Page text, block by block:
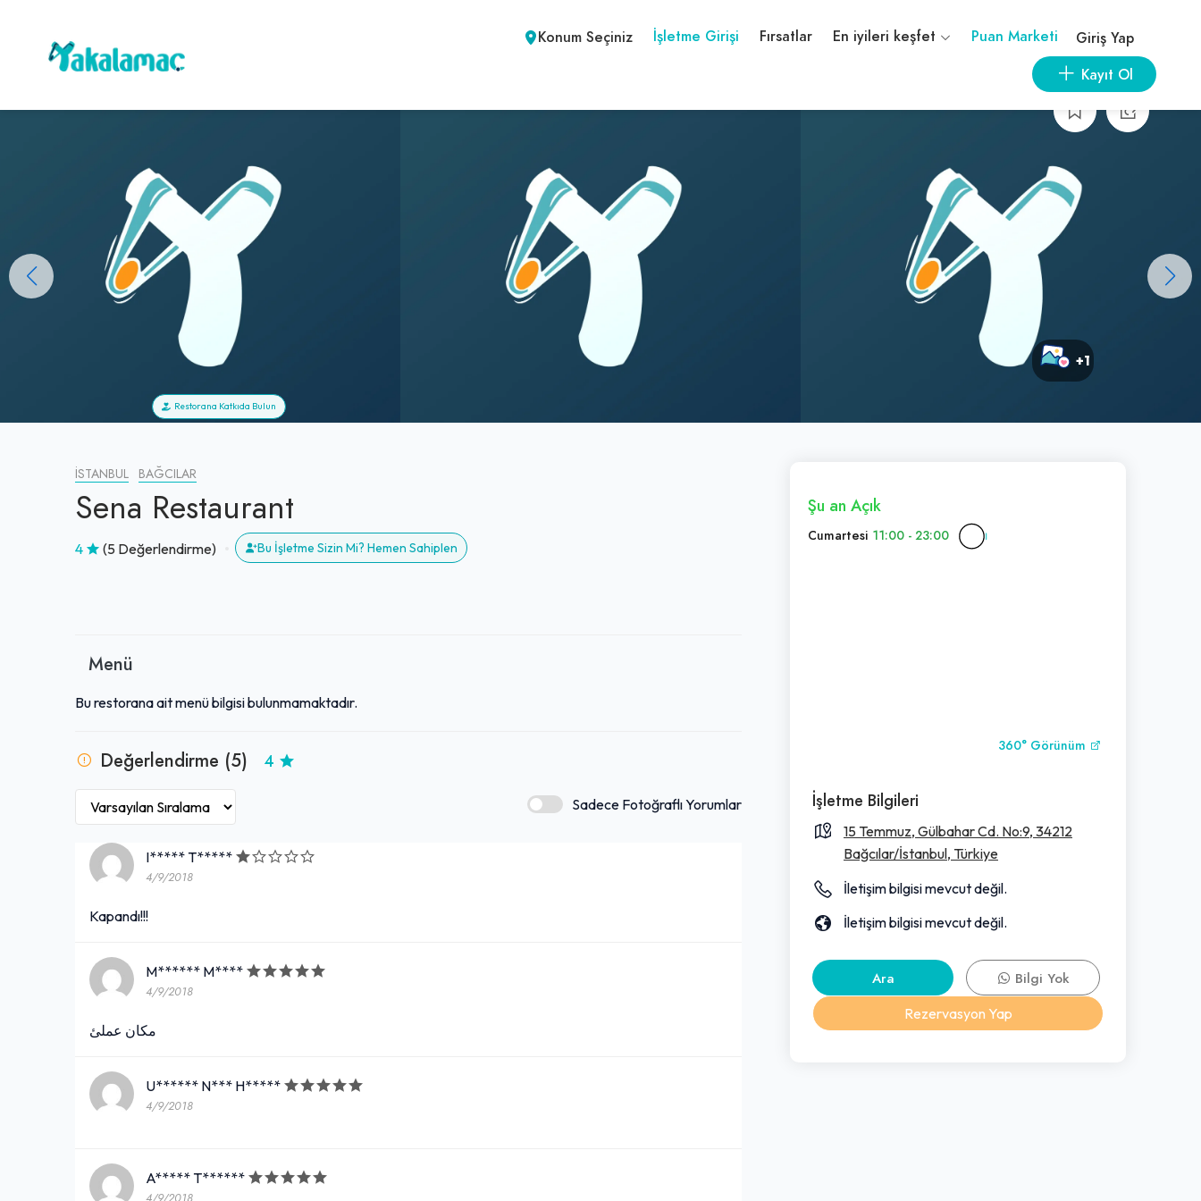
Konum Seçiniz İşletme Girişi Fırsatlar En iyileri keşfet Puan Marketi
Giriş Yap
Kayıt Ol
+1
Restorana Katkıda Bulun
İSTANBUL BAĞCILAR
Sena Restaurant
4 (5 Değerlendirme) Bu İşletme Sizin Mi? Hemen Sahiplen
Menü
Bu restorana ait menü bilgisi bulunmamaktadır.
Değerlendirme (5) 4
Sadece Fotoğraflı Yorumlar
I***** T*****
4/9/2018
Kapandı!!!
M****** M****
4/9/2018
مكان عملئ
U****** N*** H*****
4/9/2018
A***** T******
Şu an Açık
Cumartesi 11:00 - 23:00
360° Görünüm
İşletme Bilgileri
15 Temmuz, Gülbahar Cd. No:9, 34212
Bağcılar/İstanbul, Türkiye
İletişim bilgisi mevcut değil.
İletişim bilgisi mevcut değil.
Ara
Bilgi Yok
Rezervasyon Yap